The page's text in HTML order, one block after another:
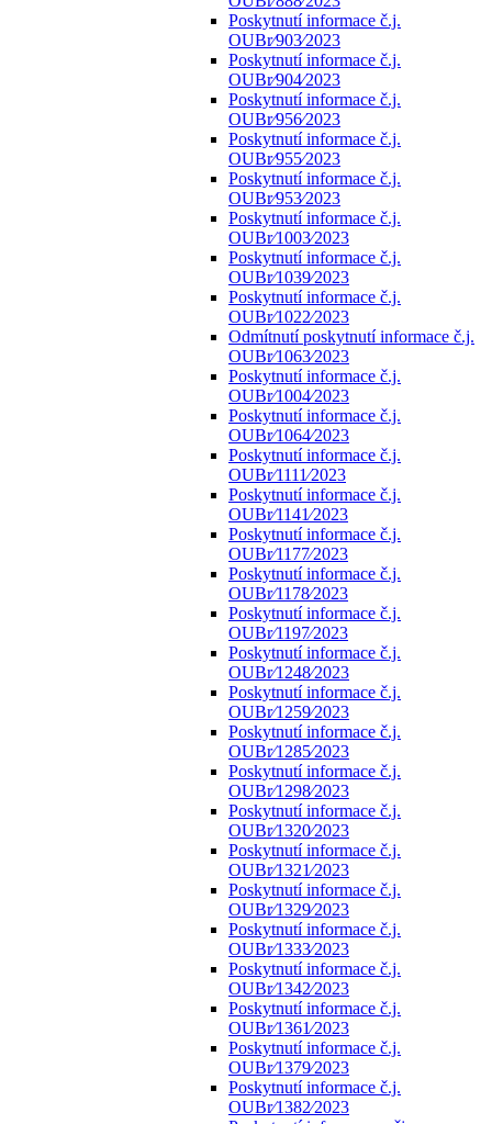
Poskytnutí informace č.j.
OUBr⁄903⁄2023
Poskytnutí informace č.j.
OUBr⁄904⁄2023
Poskytnutí informace č.j.
OUBr⁄956⁄2023
Poskytnutí informace č.j.
OUBr⁄955⁄2023
Poskytnutí informace č.j.
OUBr⁄953⁄2023
Poskytnutí informace č.j.
OUBr⁄1003⁄2023
Poskytnutí informace č.j.
OUBr⁄1039⁄2023
Poskytnutí informace č.j.
OUBr⁄1022⁄2023
Odmítnutí poskytnutí informace č.j.
OUBr⁄1063⁄2023
Poskytnutí informace č.j.
OUBr⁄1004⁄2023
Poskytnutí informace č.j.
OUBr⁄1064⁄2023
Poskytnutí informace č.j.
OUBr⁄1111⁄2023
Poskytnutí informace č.j.
OUBr⁄1141⁄2023
Poskytnutí informace č.j.
OUBr⁄1177⁄2023
Poskytnutí informace č.j.
OUBr⁄1178⁄2023
Poskytnutí informace č.j.
OUBr⁄1197⁄2023
Poskytnutí informace č.j.
OUBr⁄1248⁄2023
Poskytnutí informace č.j.
OUBr⁄1259⁄2023
Poskytnutí informace č.j.
OUBr⁄1285⁄2023
Poskytnutí informace č.j.
OUBr⁄1298⁄2023
Poskytnutí informace č.j.
OUBr⁄1320⁄2023
Poskytnutí informace č.j.
OUBr⁄1321⁄2023
Poskytnutí informace č.j.
OUBr⁄1329⁄2023
Poskytnutí informace č.j.
OUBr⁄1333⁄2023
Poskytnutí informace č.j.
OUBr⁄1342⁄2023
Poskytnutí informace č.j.
OUBr⁄1361⁄2023
Poskytnutí informace č.j.
OUBr⁄1379⁄2023
Poskytnutí informace č.j.
OUBr⁄1382⁄2023